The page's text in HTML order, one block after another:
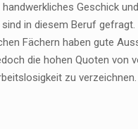
Geschick
in diesem Beruf gefragt.
Fächern haben gute
die hohen Quoten von
zu verzeichnen.